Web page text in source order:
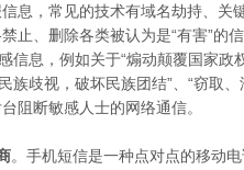
息，常见的技术有域名劫持、关
止、删除各类被认为是“有害”的
信息，例如关于“煽动颠覆国家政
族歧视，破坏民族团结”、“窃取
阻断敏感人士的网络通信。
。手机短信是一种点对点的移动